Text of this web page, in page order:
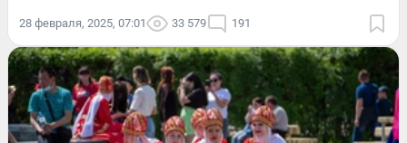
28 февраля, 2025, 07:01 33 579 191